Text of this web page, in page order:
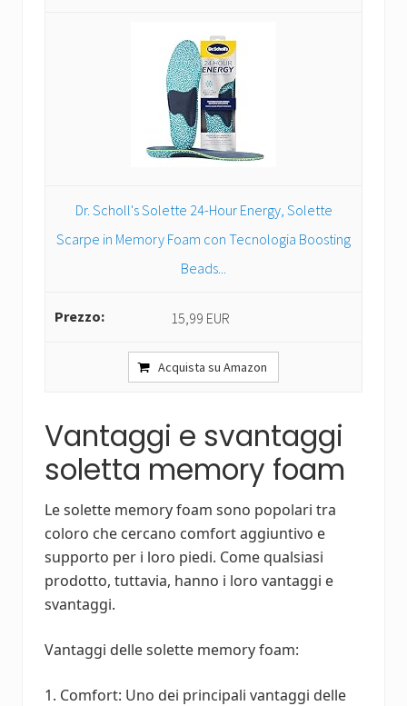
Dr. Scholl's Solette 24-Hour Energy, Solette
Scarpe in Memory Foam con Tecnologia Boosting
Beads...
15,99 EUR
Acquista su Amazon
Vantaggi e svantaggi
soletta memory foam
Le solette memory foam sono popolari tra
coloro che cercano comfort aggiuntivo e
supporto per i loro piedi. Come qualsiasi
prodotto, tuttavia, hanno i loro vantaggi e
svantaggi.
Vantaggi delle solette memory foam:
1. Comfort: Uno dei principali vantaggi delle